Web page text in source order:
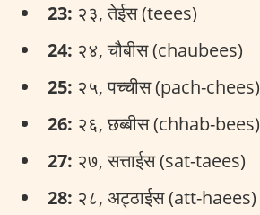
23: २३, तेईस (teees)
24: २४, चौबीस (chaubees)
25: २५, पच्चीस (pach-chees)
26: २६, छब्बीस (chhab-bees)
27: २७, सत्ताईस (sat-taees)
28: २८, अट्ठाईस (att-haees)